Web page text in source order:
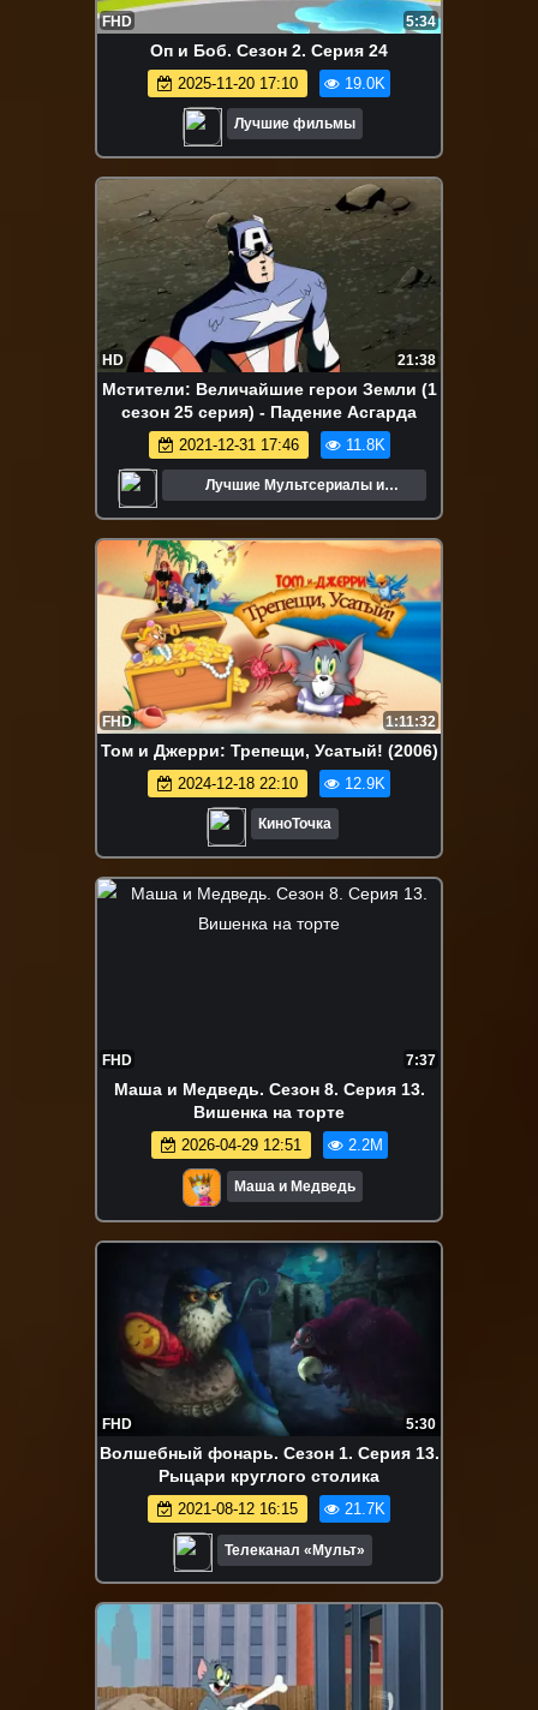
FHD 5:34
Оп и Боб. Сезон 2. Серия 24
2025-11-20 17:10 19.0K
Лучшие фильмы
HD 21:38
Мстители: Величайшие герои Земли (1
сезон 25 серия) - Падение Асгарда
2021-12-31 17:46 11.8K
Лучшие Мультсериалы и
FHD 1:11:32
Том и Джерри: Трепещи, Усатый! (2006)
2024-12-18 22:10 12.9K
КиноТочка
FHD 7:37
Маша и Медведь. Сезон 8. Серия 13.
Вишенка на торте
2026-04-29 12:51 2.2M
Маша и Медведь
FHD 5:30
Волшебный фонарь. Сезон 1. Серия 13.
Рыцари круглого столика
2021-08-12 16:15 21.7K
Телеканал «Мульт»